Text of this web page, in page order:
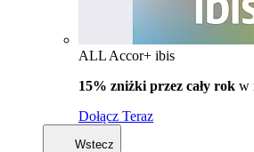
ALL Accor+ ibis
15% zniżki przez cały rok w
Dołącz Teraz
Wstecz